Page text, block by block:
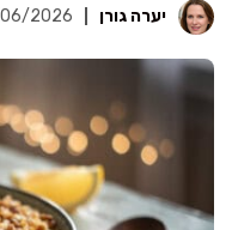
יערה גורן 2026